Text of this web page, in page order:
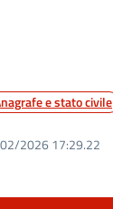
e stato civile
2026 17:29.22